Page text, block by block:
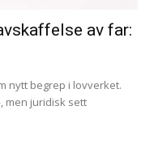
av far:
nytt begrep i lovverket.
men juridisk sett